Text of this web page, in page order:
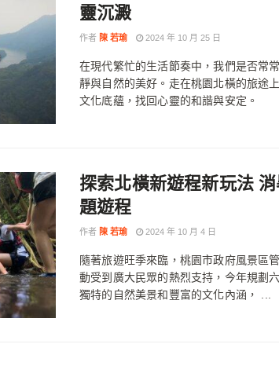
靈沉澱
作者 陳 若瑜 2024 年 10 月 25 日
在現代繁忙的生活節奏中，我們是否常
靜與自然的美好。走在桃園北橫的旅途
文化底蘊，找回心靈的和諧與安定。
探索北橫新遊程新玩法
題遊程
作者 陳 若瑜 2024 年 10 月 4 日
隨著旅遊旺季來臨，桃園市政府風景區
動受到廣大民眾的熱烈支持，今年規劃
獨特的自然美景和豐富的文化內涵， ...